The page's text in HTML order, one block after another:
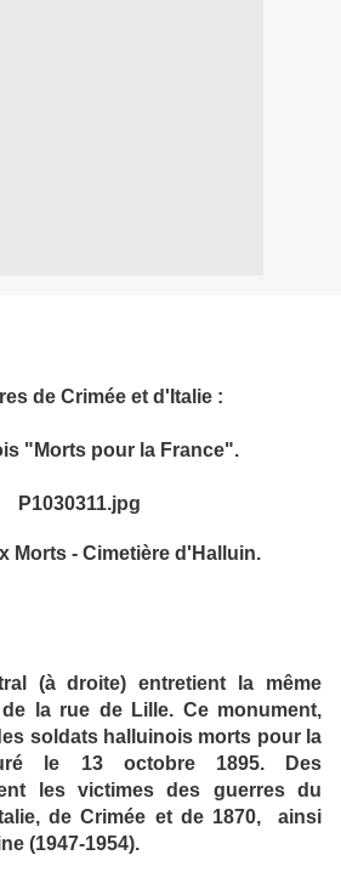
de Crimée et d'Italie :
"Morts pour la France".
Morts - Cimetière d'Halluin.
(à droite) entretient la même
la rue de Lille. Ce monument,
soldats halluinois morts pour la
le 13 octobre 1895. Des
les victimes des guerres du
de Crimée et de 1870, ainsi
(1947-1954).